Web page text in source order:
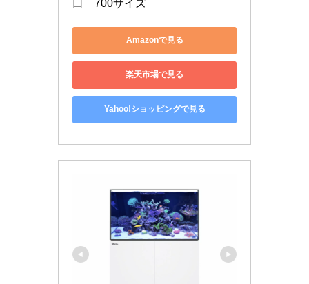
口　700サイズ
Amazonで見る
楽天市場で見る
Yahoo!ショッピングで見る